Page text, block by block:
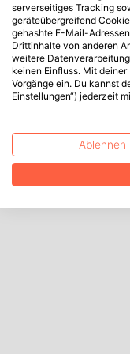
serverseitiges Tracking
geräteübergreifend
gehashte E-Mail-
Drittinhalte von anderen
weitere
keinen Einfluss. Mit
Vorgänge ein. Du kannst
Einstellungen“) jederzeit
Ablehnen